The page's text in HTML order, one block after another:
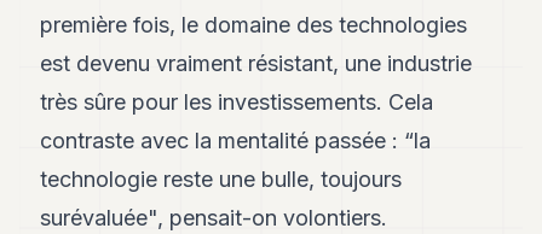
première fois, le domaine des technologies
est devenu vraiment résistant, une industrie
très sûre pour les investissements. Cela
contraste avec la mentalité passée : “la
technologie reste une bulle, toujours
surévaluée", pensait-on volontiers.